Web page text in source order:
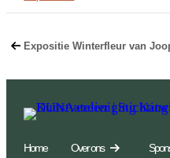
Expositie Winterfleur van
Home
Over ons